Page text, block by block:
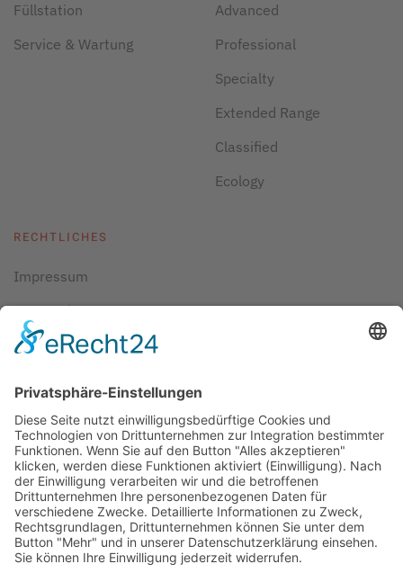
Füllstation
Service & Wartung
Advanced
Professional
Specialty
Extended Range
Classified
Ecology
RECHTLICHES
Impressum
Datenschutz
AGBs
Copyright ©2026ScubaholiX | Tauchschule und
Tauchreisen. Alle Rechte vorbehalten.
Umsetzung und Realisierung durchWEBandWIRE
Internet- und EDV-Dienstleistungen